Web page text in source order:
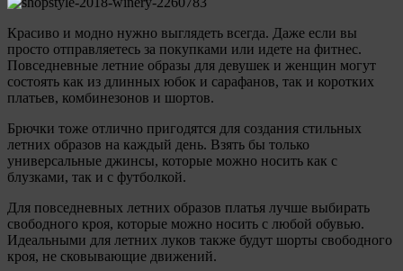
Красиво и модно нужно выглядеть всегда. Даже если вы
просто отправляетесь за покупками или идете на фитнес.
Повседневные летние образы для девушек и женщин могут
состоять как из длинных юбок и сарафанов, так и коротких
платьев, комбинезонов и шортов.
Брючки тоже отлично пригодятся для создания стильных
летних образов на каждый день. Взять бы только
универсальные джинсы, которые можно носить как с
блузками, так и с футболкой.
Для повседневных летних образов платья лучше выбирать
свободного кроя, которые можно носить с любой обувью.
Идеальными для летних луков также будут шорты свободного
кроя, не сковывающие движений.